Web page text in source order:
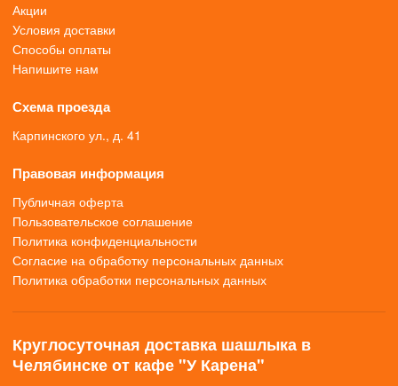
Акции
Условия доставки
Способы оплаты
Напишите нам
Схема проезда
Карпинского ул., д. 41
Правовая информация
Публичная оферта
Пользовательское соглашение
Политика конфиденциальности
Согласие на обработку персональных данных
Политика обработки персональных данных
Круглосуточная доставка шашлыка в
Челябинске от кафе "У Карена"